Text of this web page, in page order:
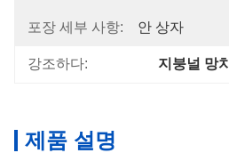
포장 세부 사항: 안 상자
강조하다: 지붕널 망치
제품 설명